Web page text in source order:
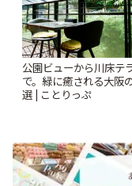
公園ビューから川床テ
で。緑に癒される大阪
選 | ことりっぷ